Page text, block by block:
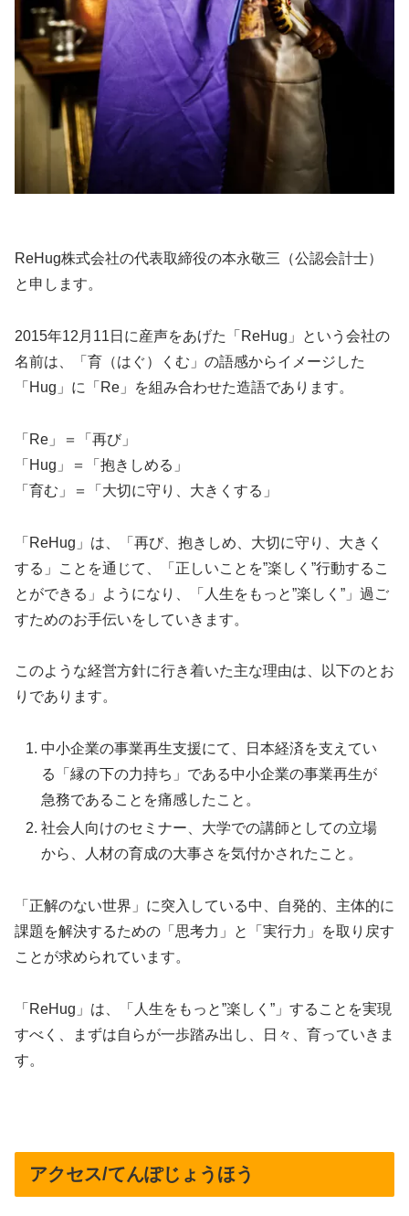
ReHug株式会社の代表取締役の本永敬三（公認会計士）
と申します。
2015年12月11日に産声をあげた「ReHug」という会社の
名前は、「育（はぐ）くむ」の語感からイメージした
「Hug」に「Re」を組み合わせた造語であります。
「Re」＝「再び」
「Hug」＝「抱きしめる」
「育む」＝「大切に守り、大きくする」
「ReHug」は、「再び、抱きしめ、大切に守り、大きく
する」ことを通じて、「正しいことを”楽しく”行動するこ
とができる」ようになり、「人生をもっと”楽しく”」過ご
すためのお手伝いをしていきます。
このような経営方針に行き着いた主な理由は、以下のとお
りであります。
中小企業の事業再生支援にて、日本経済を支えてい
る「縁の下の力持ち」である中小企業の事業再生が
急務であることを痛感したこと。
社会人向けのセミナー、大学での講師としての立場
から、人材の育成の大事さを気付かされたこと。
「正解のない世界」に突入している中、自発的、主体的に
課題を解決するための「思考力」と「実行力」を取り戻す
ことが求められています。
「ReHug」は、「人生をもっと”楽しく”」することを実現
すべく、まずは自らが一歩踏み出し、日々、育っていきま
す。
アクセス/てんぽじょうほう